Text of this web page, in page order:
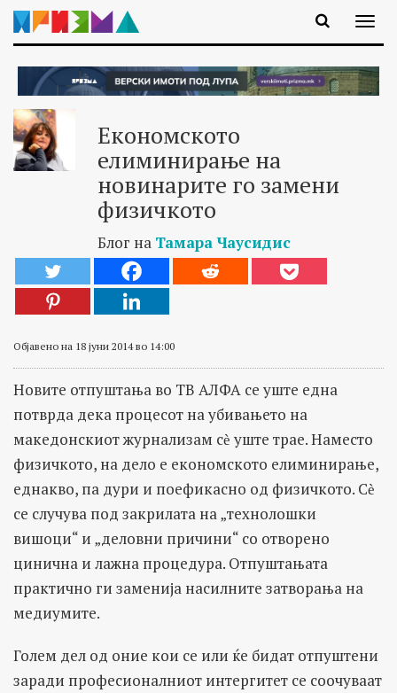
Економското
елиминирање на
новинарите го замени
физичкото
Блог на Тамара Чаусидис
Објавено на 18 јуни 2014 во 14:00
Новите отпуштања во ТВ АЛФА се уште една
потврда дека процесот на убивањето на
македонскиот журнализам сѐ уште трае. Наместо
физичкото, на дело е економското елиминирање,
еднакво, па дури и поефикасно од физичкото. Сѐ
се случува под закрилата на „технолошки
вишоци“ и „деловни причини“ со отворено
цинична и лажна процедура. Отпуштањата
практично ги заменија насилните затворања на
медиумите.
Голем дел од оние кои се или ќе бидат отпуштени
заради професионалниот интергитет се соочуваат